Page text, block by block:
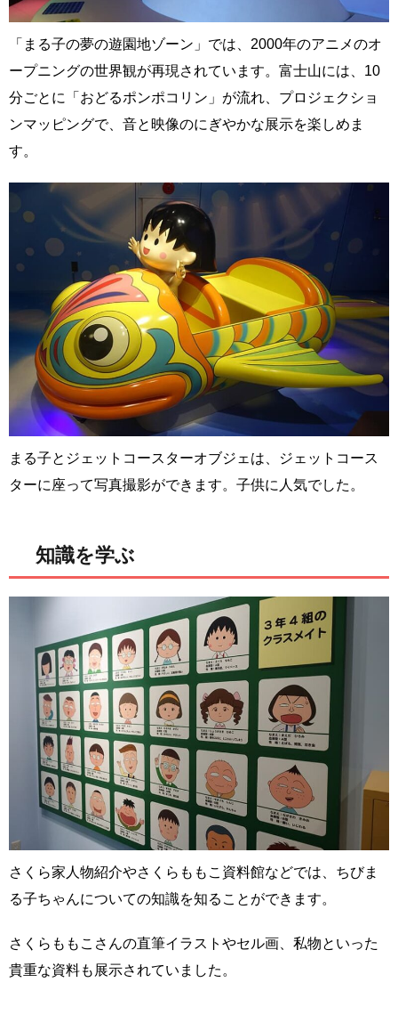
「まる子の夢の遊園地ゾーン」では、2000年のアニメのオ
ープニングの世界観が再現されています。富士山には、10
分ごとに「おどるポンポコリン」が流れ、プロジェクショ
ンマッピングで、音と映像のにぎやかな展示を楽しめま
す。
まる子とジェットコースターオブジェは、ジェットコース
ターに座って写真撮影ができます。子供に人気でした。
知識を学ぶ
さくら家人物紹介やさくらももこ資料館などでは、ちびま
る子ちゃんについての知識を知ることができます。
さくらももこさんの直筆イラストやセル画、私物といった
貴重な資料も展示されていました。